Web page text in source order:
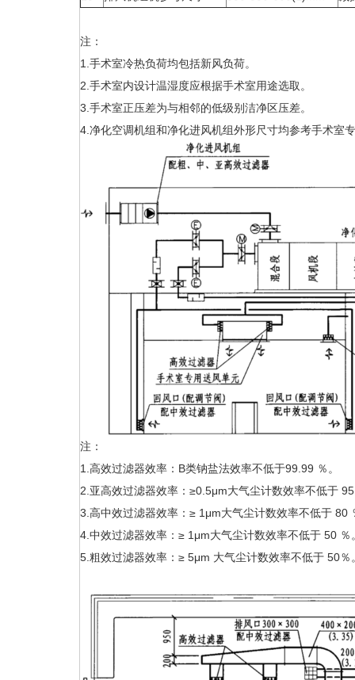
注：
1.手术室冷热负荷均包括新风负荷。
2.手术室内设计温湿度应根据手术室用途选取。
3.手术室正压差为与相邻的低级别洁净区压差。
4.净化空调机组和净化进风机组外形尺寸均参考手术室
注：
1.高效过滤器效率：B类钠盐法效率不低于99.99 ％。
2.亚高效过滤器效率：≥0.5μm大气尘计数效率不低于
3.高中效过滤器效率：≥ 1μm大气尘计数效率不低于 80
4.中效过滤器效率：≥ 1μm大气尘计数效率不低于 50
5.粗效过滤器效率：≥ 5μm 大气尘计数效率不低于 50％